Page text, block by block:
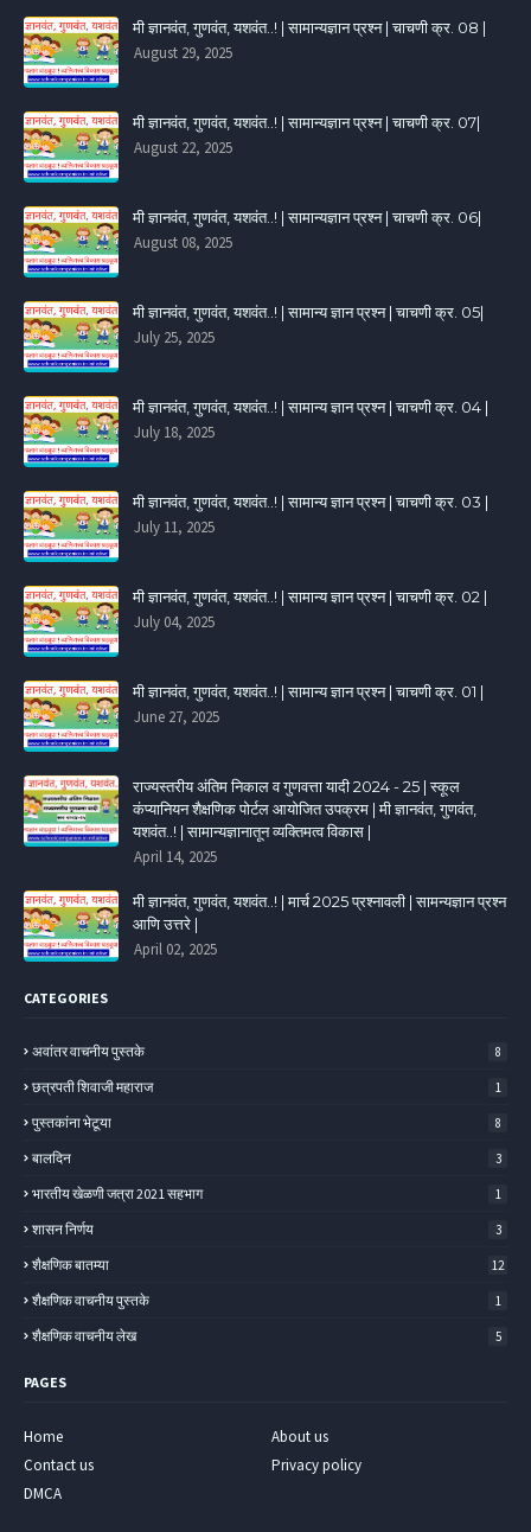
मी ज्ञानवंत, गुणवंत, यशवंत..! | सामान्यज्ञान प्रश्न | चाचणी क्र. 08 |
August 29, 2025
मी ज्ञानवंत, गुणवंत, यशवंत..! | सामान्यज्ञान प्रश्न | चाचणी क्र. 07|
August 22, 2025
मी ज्ञानवंत, गुणवंत, यशवंत..! | सामान्यज्ञान प्रश्न | चाचणी क्र. 06|
August 08, 2025
मी ज्ञानवंत, गुणवंत, यशवंत..! | सामान्य ज्ञान प्रश्न | चाचणी क्र. 05|
July 25, 2025
मी ज्ञानवंत, गुणवंत, यशवंत..! | सामान्य ज्ञान प्रश्न | चाचणी क्र. 04 |
July 18, 2025
मी ज्ञानवंत, गुणवंत, यशवंत..! | सामान्य ज्ञान प्रश्न | चाचणी क्र. 03 |
July 11, 2025
मी ज्ञानवंत, गुणवंत, यशवंत..! | सामान्य ज्ञान प्रश्न | चाचणी क्र. 02 |
July 04, 2025
मी ज्ञानवंत, गुणवंत, यशवंत..! | सामान्य ज्ञान प्रश्न | चाचणी क्र. 01 |
June 27, 2025
राज्यस्तरीय अंतिम निकाल व गुणवत्ता यादी 2024 - 25 | स्कूल
कंप्यानियन शैक्षणिक पोर्टल आयोजित उपक्रम | मी ज्ञानवंत, गुणवंत,
यशवंत..! | सामान्यज्ञानातून व्यक्तिमत्व विकास |
April 14, 2025
मी ज्ञानवंत, गुणवंत, यशवंत..! | मार्च 2025 प्रश्नावली | सामन्यज्ञान प्रश्न
आणि उत्तरे |
April 02, 2025
CATEGORIES
अवांतर वाचनीय पुस्तके 8
छत्रपती शिवाजी महाराज 1
पुस्तकांना भेटूया 8
बालदिन 3
भारतीय खेळणी जत्रा 2021 सहभाग 1
शासन निर्णय 3
शैक्षणिक बातम्या 12
शैक्षणिक वाचनीय पुस्तके 1
शैक्षणिक वाचनीय लेख 5
PAGES
Home
About us
Contact us
Privacy policy
DMCA